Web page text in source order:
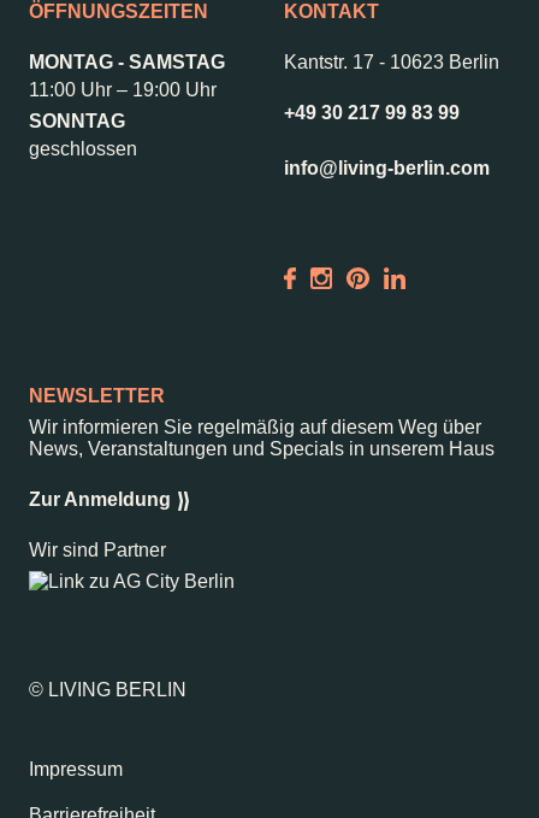
Kontakt
ALICE Rooftop &
Garden
–
ÖFFNUNGSZEITEN
MONTAG - SAMSTAG
11:00 Uhr – 19:00 Uhr
SONNTAG
geschlossen
KONTAKT
Kantstr. 17 - 10623 Berlin
+49 30 217 99 83 99
info@living-berlin.com
NEWSLETTER
Wir informieren Sie regelmäßig auf diesem Weg über
News, Veranstaltungen und Specials in unserem Haus
Zur Anmeldung
Wir sind Partner
© LIVING BERLIN
Impressum